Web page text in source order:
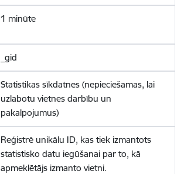
1 minūte
_gid
Statistikas sīkdatnes (nepieciešamas, lai
uzlabotu vietnes darbību un
pakalpojumus)
Reģistrē unikālu ID, kas tiek izmantots
statistisko datu iegūšanai par to, kā
apmeklētājs izmanto vietni.